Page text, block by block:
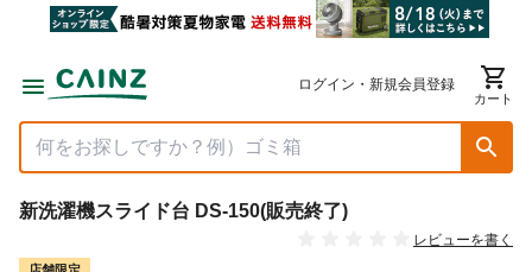
ログイン・新規会員登録
カート
新洗濯機スライド台 DS-150(販売終了)
レビューを書く